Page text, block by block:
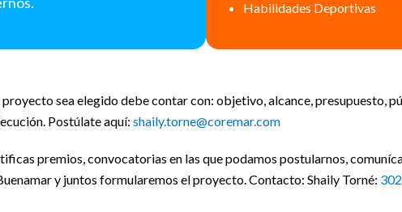
Habilidades Deportivas
proyecto sea elegido debe contar con: objetivo, alcance, presupuesto,
Postúlate aquí: shaily.torne@coremar.com
premios, convocatorias en las que podamos postularnos,
y juntos formularemos el proyecto. Contacto: Shaily Torné: